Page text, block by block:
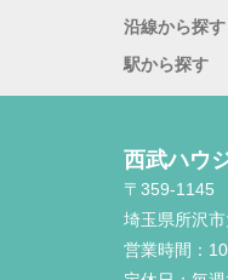
沿線から探す
駅から探す
西武ハウ
〒359-1145
埼玉県所沢
営業時間：